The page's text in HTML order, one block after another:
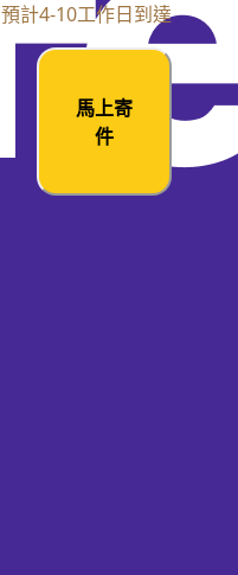
預計4-10工作日到達
馬上寄
件